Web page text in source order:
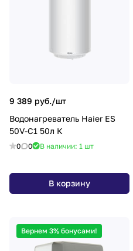
9 389 руб./шт
Водонагреватель Haier ES
50V-С1 50л К
0 0 В наличии: 1 шт
В корзину
Вернем 3% бонусами!